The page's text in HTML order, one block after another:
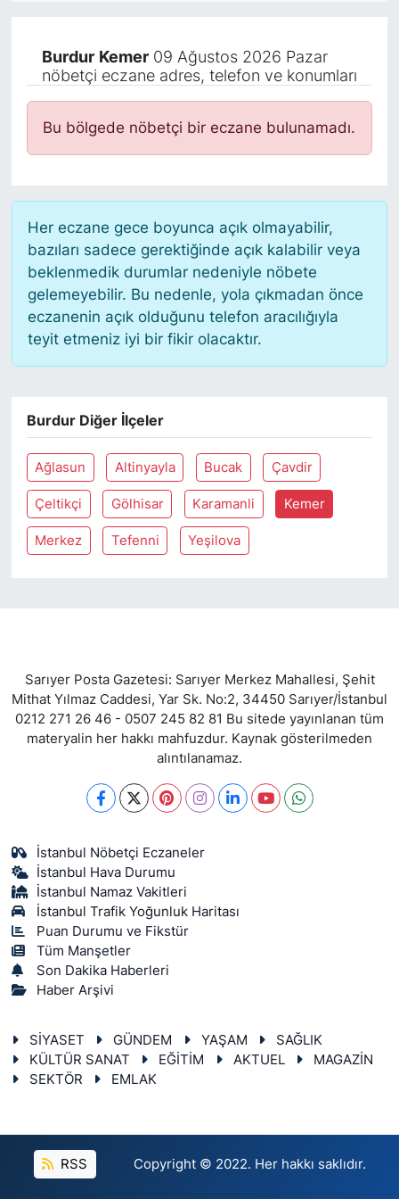
Burdur Kemer09 Ağustos 2026 Pazar
nöbetçi eczane adres, telefon ve konumları
Bu bölgede nöbetçi bir eczane bulunamadı.
Her eczane gece boyunca açık olmayabilir,
bazıları sadece gerektiğinde açık kalabilir veya
beklenmedik durumlar nedeniyle nöbete
gelemeyebilir. Bu nedenle, yola çıkmadan önce
eczanenin açık olduğunu telefon aracılığıyla
teyit etmeniz iyi bir fikir olacaktır.
Burdur Diğer İlçeler
Ağlasun Altinyayla Bucak Çavdir
Çeltikçi Gölhisar Karamanli Kemer
Merkez Tefenni Yeşilova
Sarıyer Posta Gazetesi: Sarıyer Merkez Mahallesi, Şehit
Mithat Yılmaz Caddesi, Yar Sk. No:2, 34450 Sarıyer/İstanbul
0212 271 26 46 - 0507 245 82 81 Bu sitede yayınlanan tüm
materyalin her hakkı mahfuzdur. Kaynak gösterilmeden
alıntılanamaz.
İstanbul Nöbetçi Eczaneler
İstanbul Hava Durumu
İstanbul Namaz Vakitleri
İstanbul Trafik Yoğunluk Haritası
Puan Durumu ve Fikstür
Tüm Manşetler
Son Dakika Haberleri
Haber Arşivi
SİYASET GÜNDEM YAŞAM
SAĞLIK
KÜLTÜR SANAT
EĞİTİM AKTUEL
MAGAZİN
SEKTÖR
EMLAK
RSS Copyright © 2022. Her hakkı saklıdır.
KÖŞE YAZILARI (Arşiv)
KÜLTÜR SANAT
SAĞLIK
SARIYER HABERLERİ
SARIYER İMAR BARIŞI
SİYASET
SON DAKİKA HABERİ
SPOR
YAŞAM